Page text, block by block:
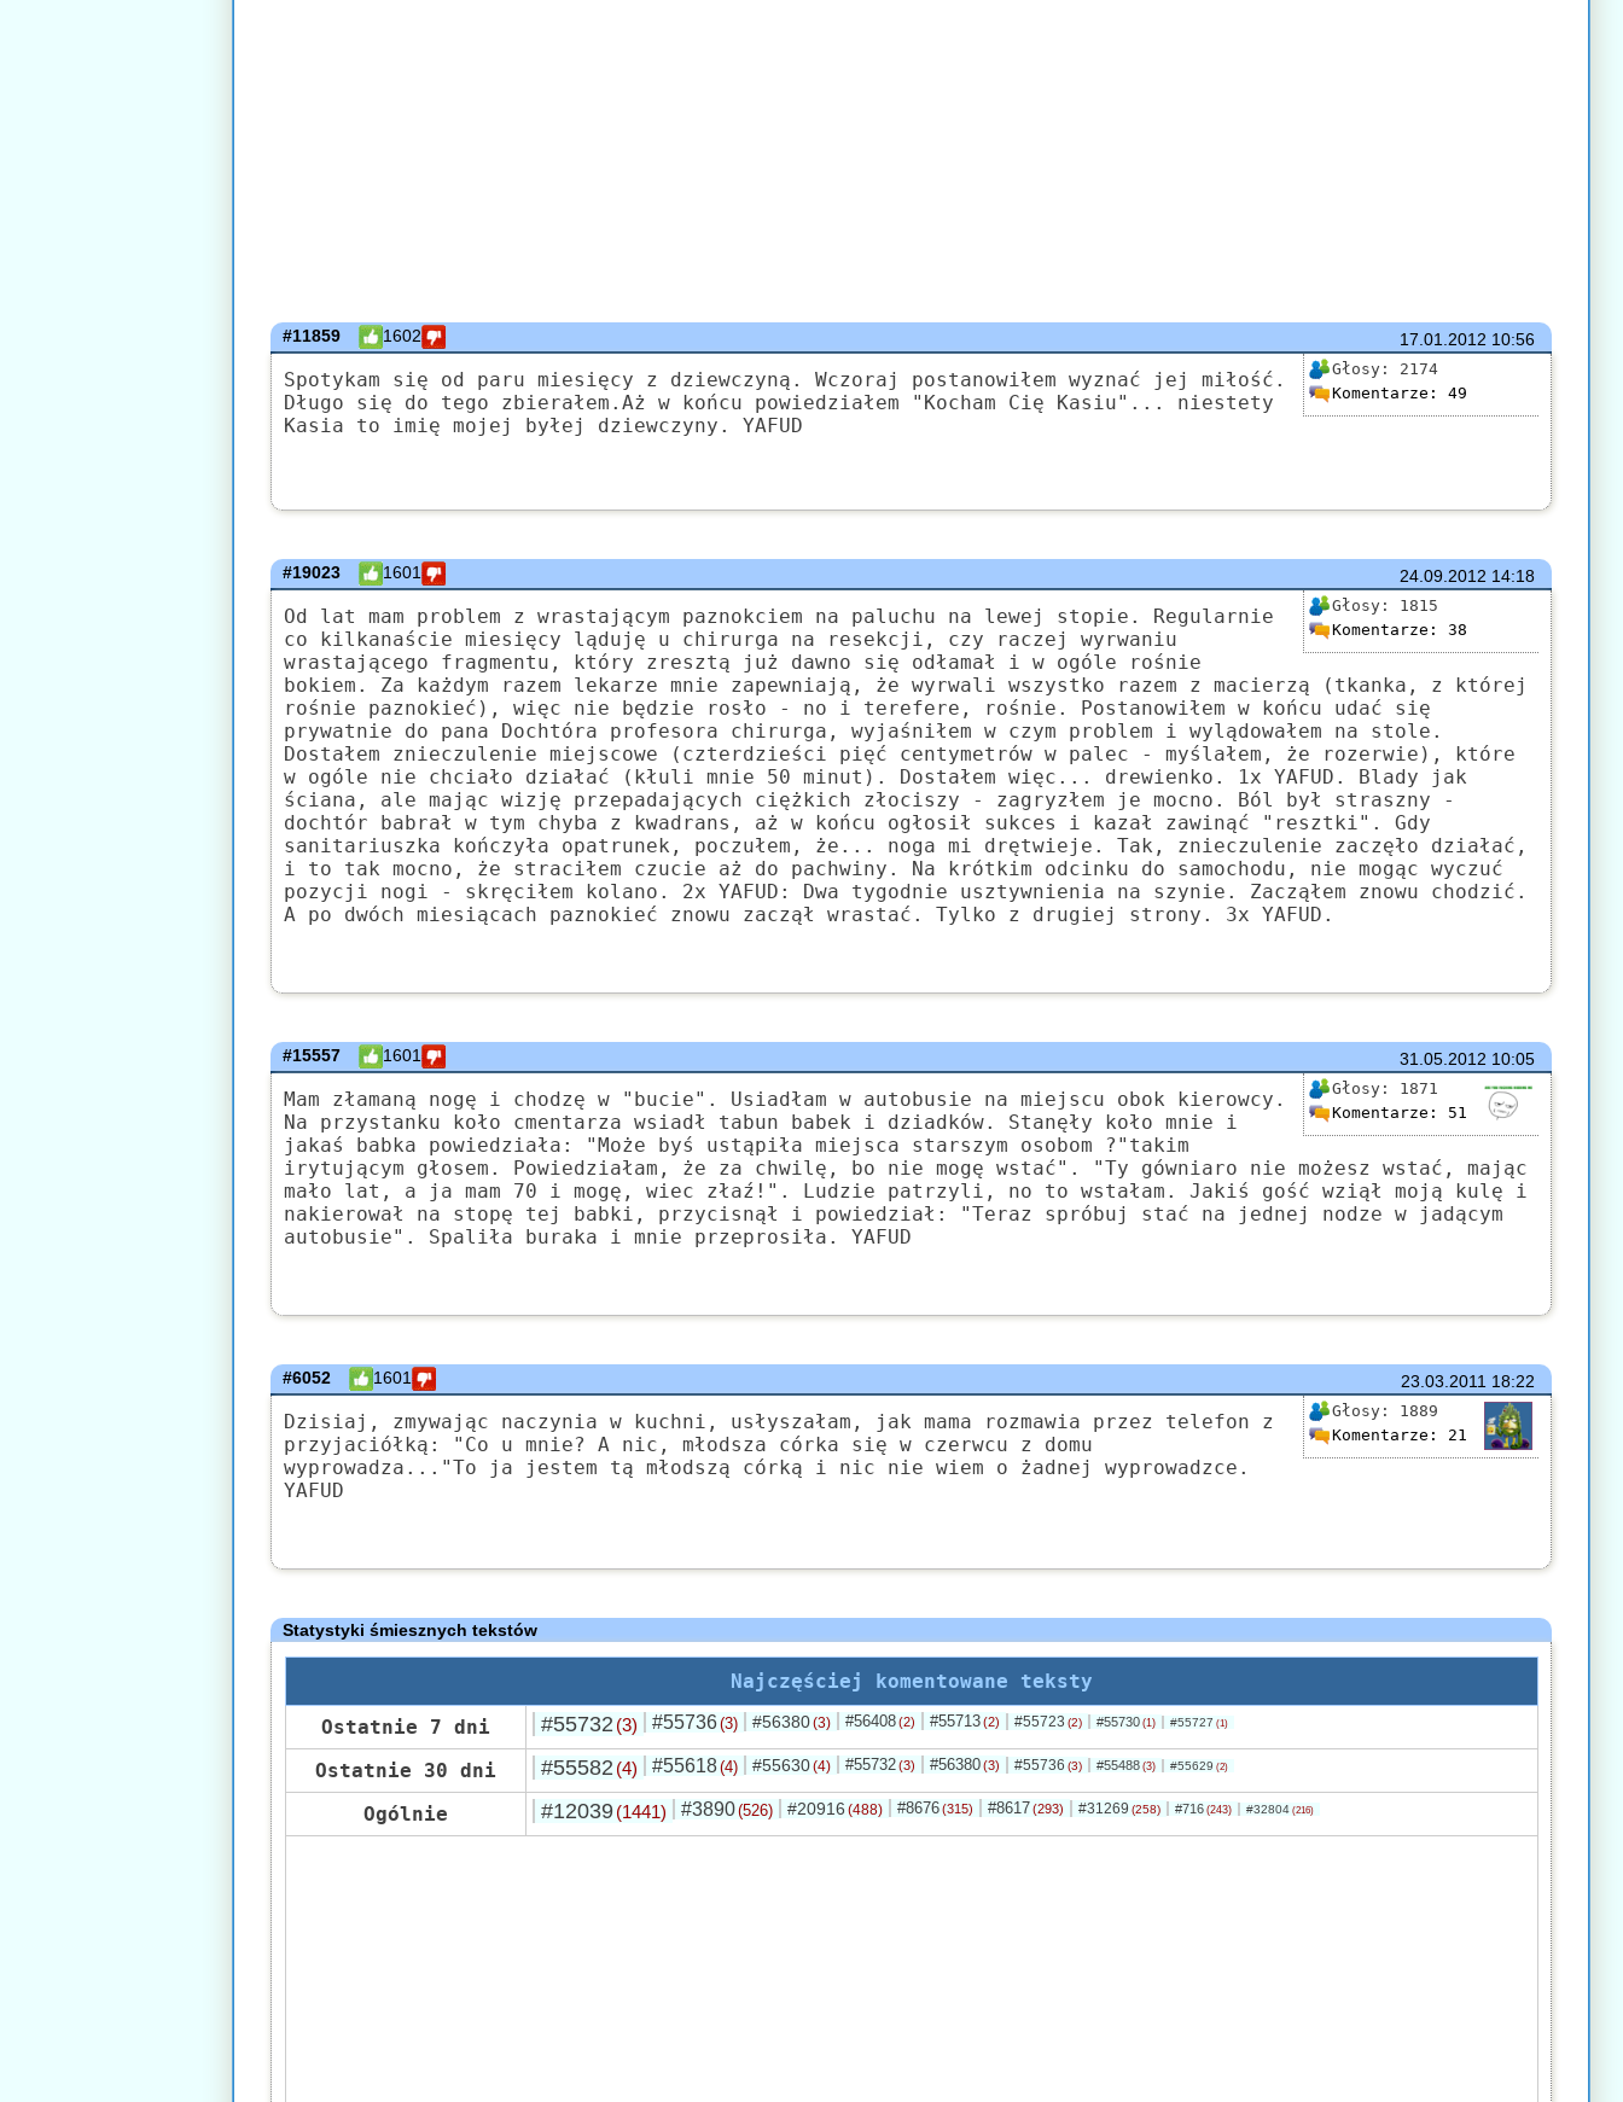
17.01.2012 10:56
#11859 1602
Głosy: 2174
Komentarze: 49
Spotykam się od paru miesięcy z dziewczyną. Wczoraj postanowiłem wyznać jej miłość.
Długo się do tego zbierałem.Aż w końcu powiedziałem "Kocham Cię Kasiu"... niestety
Kasia to imię mojej byłej dziewczyny. YAFUD
24.09.2012 14:18
#19023 1601
Głosy: 1815
Komentarze: 38
Od lat mam problem z wrastającym paznokciem na paluchu na lewej stopie. Regularnie
co kilkanaście miesięcy ląduję u chirurga na resekcji, czy raczej wyrwaniu
wrastającego fragmentu, który zresztą już dawno się odłamał i w ogóle rośnie
bokiem. Za każdym razem lekarze mnie zapewniają, że wyrwali wszystko razem z macierzą (tkanka, z której
rośnie paznokieć), więc nie będzie rosło - no i terefere, rośnie. Postanowiłem w końcu udać się
prywatnie do pana Dochtóra profesora chirurga, wyjaśniłem w czym problem i wylądowałem na stole.
Dostałem znieczulenie miejscowe (czterdzieści pięć centymetrów w palec - myślałem, że rozerwie), które
w ogóle nie chciało działać (kłuli mnie 50 minut). Dostałem więc... drewienko. 1x YAFUD. Blady jak
ściana, ale mając wizję przepadających ciężkich złociszy - zagryzłem je mocno. Ból był straszny -
dochtór babrał w tym chyba z kwadrans, aż w końcu ogłosił sukces i kazał zawinąć "resztki". Gdy
sanitariuszka kończyła opatrunek, poczułem, że... noga mi drętwieje. Tak, znieczulenie zaczęło działać,
i to tak mocno, że straciłem czucie aż do pachwiny. Na krótkim odcinku do samochodu, nie mogąc wyczuć
pozycji nogi - skręciłem kolano. 2x YAFUD: Dwa tygodnie usztywnienia na szynie. Zacząłem znowu chodzić.
A po dwóch miesiącach paznokieć znowu zaczął wrastać. Tylko z drugiej strony. 3x YAFUD.
31.05.2012 10:05
#15557 1601
Głosy: 1871
Komentarze: 51
Mam złamaną nogę i chodzę w "bucie". Usiadłam w autobusie na miejscu obok kierowcy.
Na przystanku koło cmentarza wsiadł tabun babek i dziadków. Stanęły koło mnie i
jakaś babka powiedziała: "Może byś ustąpiła miejsca starszym osobom ?"takim
irytującym głosem. Powiedziałam, że za chwilę, bo nie mogę wstać". "Ty gówniaro nie możesz wstać, mając
mało lat, a ja mam 70 i mogę, wiec złaź!". Ludzie patrzyli, no to wstałam. Jakiś gość wziął moją kulę i
nakierował na stopę tej babki, przycisnął i powiedział: "Teraz spróbuj stać na jednej nodze w jadącym
autobusie". Spaliła buraka i mnie przeprosiła. YAFUD
23.03.2011 18:22
#6052 1601
Głosy: 1889
Komentarze: 21
Dzisiaj, zmywając naczynia w kuchni, usłyszałam, jak mama rozmawia przez telefon z
przyjaciółką: "Co u mnie? A nic, młodsza córka się w czerwcu z domu
wyprowadza..."To ja jestem tą młodszą córką i nic nie wiem o żadnej wyprowadzce.
YAFUD
Statystyki śmiesznych tekstów
Najczęściej komentowane teksty
Ostatnie 7 dni
#55732 (3) #55736(3) #56380(3) #56408 (2) #55713 (2) #55723 (2) #55730 (1) #55727 (1)
Ostatnie 30 dni #55582 (4) #55618(4) #55630(4) #55732 (3) #56380 (3) #55736 (3) #55488 (3) #55629 (2)
Ogólnie #12039 (1441) #3890(526) #20916 (488) #8676 (315) #8617 (293) #31269 (258) #716 (243) #32804 (216)